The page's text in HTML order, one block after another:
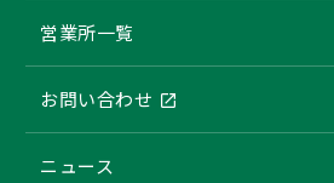
営業所一覧
お問い合わせ
ニュース